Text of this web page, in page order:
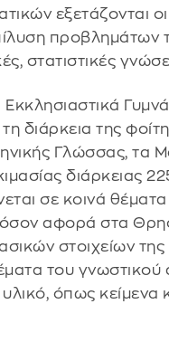
εξετάζονται
προβλημάτων
στατιστικές
διάρκεια της
Γλώσσας, τα
διάρκειας
σε κοινά
αφορά στα
στοιχείων της
του γνωστικού
όπως κείμενα